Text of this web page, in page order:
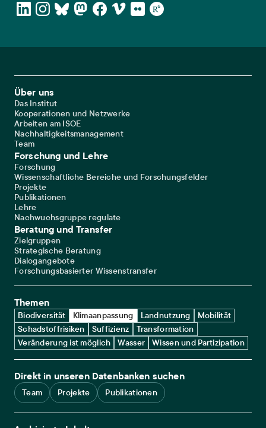
Footer Main Navigation
Über uns
Das Institut
Kooperationen und Netzwerke
Arbeiten am ISOE
Nachhaltigkeitsmanagement
Team
Forschung und Lehre
Forschung
Wissenschaftliche Bereiche und Forschungsfelder
Projekte
Publikationen
Lehre
Nachwuchsgruppe regulate
Beratung und Transfer
Zielgruppen
Strategische Beratung
Dialogangebote
Forschungsbasierter Wissenstransfer
Themen
Biodiversität Klimaanpassung Landnutzung
Mobilität
Schadstoffrisiken
Suffizienz
Transformation
Veränderung ist möglich
Wasser Wissen und Partizipation
Direkt in unseren Datenbanken suchen
Team Projekte Publikationen